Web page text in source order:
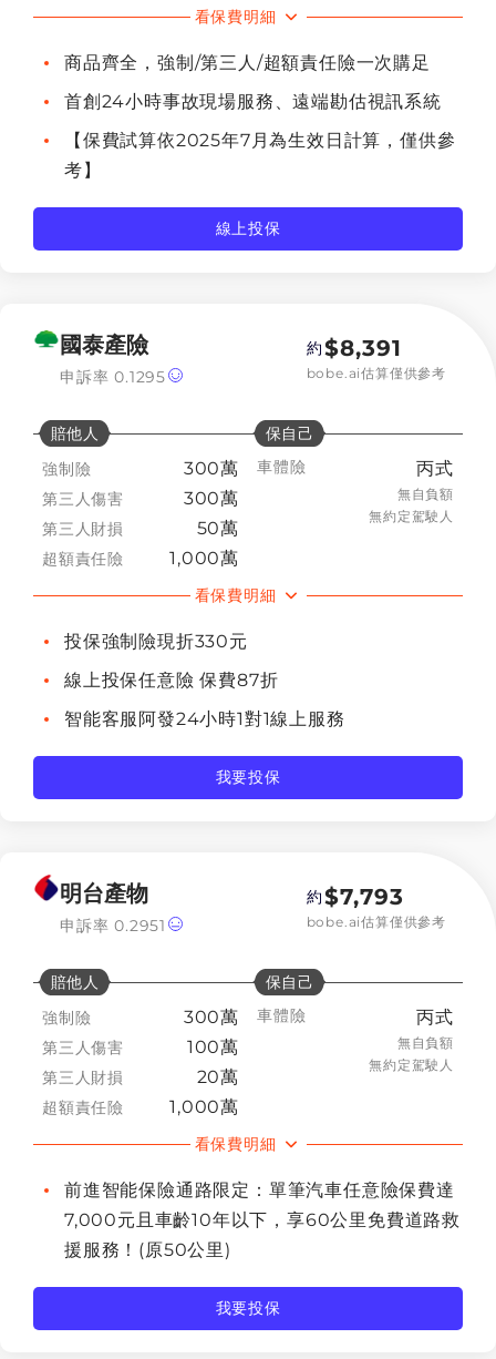
看保費明細
商品齊全，強制/第三人/超額責任險一次購足
首創24小時事故現場服務、遠端勘估視訊系統
【保費試算依2025年7月為生效日計算，僅供參
考】
線上投保
國泰產險
申訴率0.1295
約$8,391
bobe.ai估算僅供參考
賠他人
強制險
300萬
第三人傷害 300萬
第三人財損 50萬
超額責任險 1,000萬
保自己
車體險
丙式
無自負額
無約定駕駛人
看保費明細
投保強制險現折330元
線上投保任意險 保費87折
智能客服阿發24小時1對1線上服務
我要投保
明台產物
申訴率0.2951
約$7,793
bobe.ai估算僅供參考
賠他人
強制險
300萬
第三人傷害 100萬
第三人財損 20萬
超額責任險 1,000萬
保自己
車體險
丙式
無自負額
無約定駕駛人
看保費明細
前進智能保險通路限定：單筆汽車任意險保費達
7,000元且車齡10年以下，享60公里免費道路救
援服務！(原50公里)
我要投保